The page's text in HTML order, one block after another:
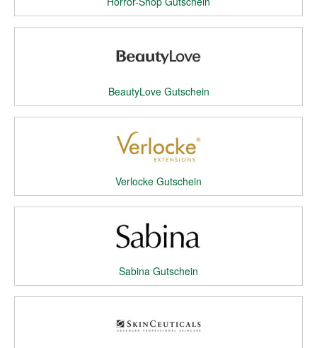
BeautyLove Gutschein
Verlocke Gutschein
Sabina Gutschein